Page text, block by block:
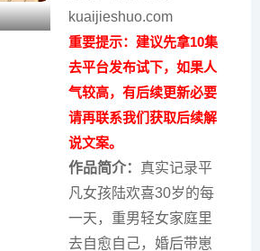
kuaijieshuo.com
重要提示：建议先拿10集
去平台发布试下，如果人
气较高，有后续更新必要
请再联系我们获取后续解
说文案。
作品简介： 真实记录平
凡女孩陆欢喜30岁的每
一天，重男轻女家庭里
去自愈自己，婚后带崽